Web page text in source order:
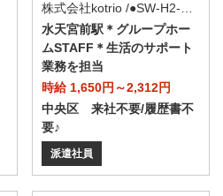
株式会社kotrio /●SW-H2-2116854
水天宮前駅＊グループホー
ムSTAFF＊生活のサポート
業務を担当
時給 1,650円～2,312円
中央区 来社不要/履歴書不
要♪
派遣社員